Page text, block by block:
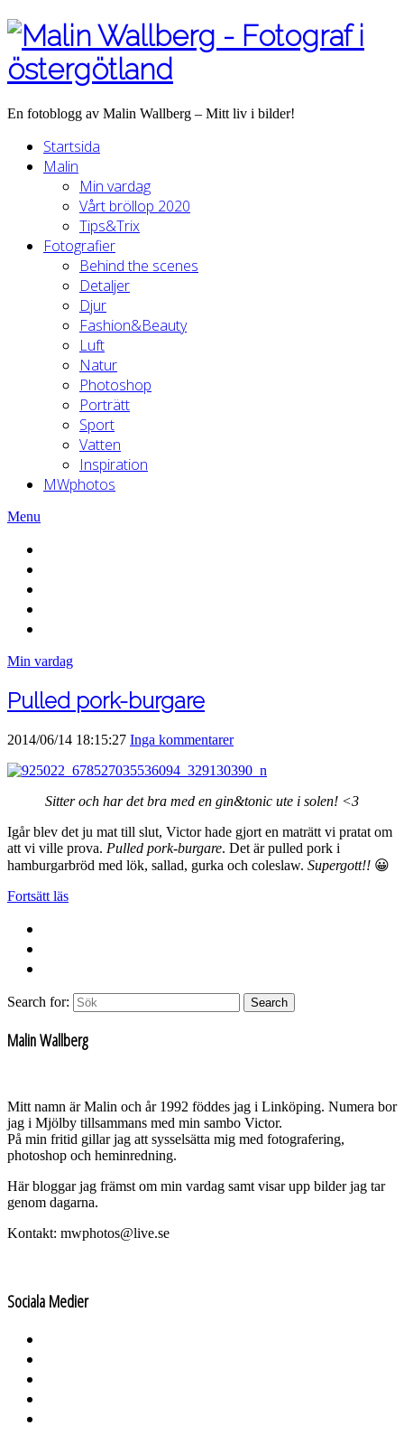
En fotoblogg av Malin Wallberg – Mitt liv i bilder!
Startsida
Malin
Min vardag
Vårt bröllop 2020
Tips&Trix
Fotografier
Behind the scenes
Detaljer
Djur
Fashion&Beauty
Luft
Natur
Photoshop
Porträtt
Sport
Vatten
Inspiration
MWphotos
Menu
Min vardag
Pulled pork-burgare
2014/06/14 18:15:27 Inga kommentarer
Sitter och har det bra med en gin&tonic ute i solen! <3
Igår blev det ju mat till slut, Victor hade gjort en maträtt vi pratat om
att vi ville prova. Pulled pork-burgare. Det är pulled pork i
hamburgarbröd med lök, sallad, gurka och coleslaw. Supergott!! 😀
Fortsätt läs
Search for: Search
Malin Wallberg
Mitt namn är Malin och år 1992 föddes jag i Linköping. Numera bor
jag i Mjölby tillsammans med min sambo Victor.
På min fritid gillar jag att sysselsätta mig med fotografering,
photoshop och heminredning.
Här bloggar jag främst om min vardag samt visar upp bilder jag tar
genom dagarna.
Kontakt: mwphotos@live.se
Sociala Medier